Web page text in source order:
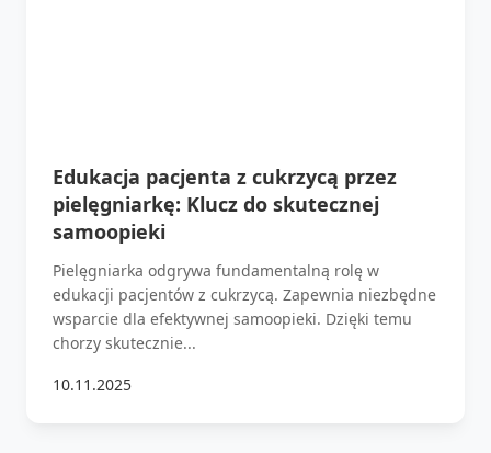
Edukacja pacjenta z cukrzycą przez
pielęgniarkę: Klucz do skutecznej
samoopieki
Pielęgniarka odgrywa fundamentalną rolę w
edukacji pacjentów z cukrzycą. Zapewnia niezbędne
wsparcie dla efektywnej samoopieki. Dzięki temu
chorzy skutecznie...
10.11.2025